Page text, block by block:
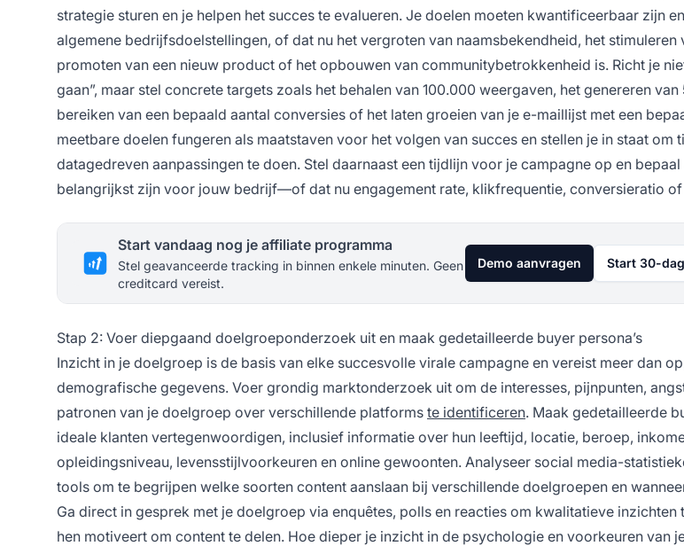
strategie sturen en je helpen het succes te evalueren. Je doelen moeten kwantificeerbaar zijn
algemene bedrijfsdoelstellingen, of dat nu het vergroten van naamsbekendheid, het stimuleren
promoten van een nieuw product of het opbouwen van communitybetrokkenheid is. Richt je
gaan”, maar stel concrete targets zoals het behalen van 100.000 weergaven, het genereren
bereiken van een bepaald aantal conversies of het laten groeien van je e-maillijst met een
meetbare doelen fungeren als maatstaven voor het volgen van succes en stellen je in staat om
datagedreven aanpassingen te doen. Stel daarnaast een tijdlijn voor je campagne op en
belangrijkst zijn voor jouw bedrijf—of dat nu engagement rate, klikfrequentie, conversieratio
Start vandaag nog je affiliate programma
Stel geavanceerde tracking in binnen enkele minuten. Geen
creditcard vereist.
Demo aanvragen Start 30-
Stap 2: Voer diepgaand doelgroeponderzoek uit en maak gedetailleerde buyer persona’s
Inzicht in je doelgroep is de basis van elke succesvolle virale campagne en vereist meer dan
demografische gegevens. Voer grondig marktonderzoek uit om de interesses, pijnpunten,
patronen van je doelgroep over verschillende platforms te identificeren. Maak gedetailleerde
ideale klanten vertegenwoordigen, inclusief informatie over hun leeftijd, locatie, beroep,
opleidingsniveau, levensstijlvoorkeuren en online gewoonten. Analyseer social media-
tools om te begrijpen welke soorten content aanslaan bij verschillende doelgroepen en
Ga direct in gesprek met je doelgroep via enquêtes, polls en reacties om kwalitatieve inzichten
hen motiveert om content te delen. Hoe dieper je inzicht in de psychologie en voorkeuren van